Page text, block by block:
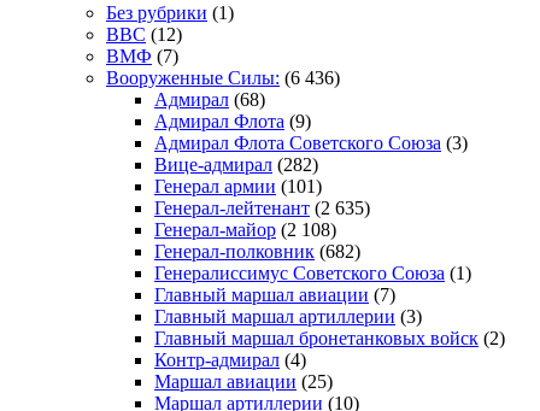
Без рубрики (1)
ВВС (12)
ВМФ (7)
Вооруженные Силы: (6 436)
Адмирал (68)
Адмирал Флота (9)
Адмирал Флота Советского Союза (3)
Вице-адмирал (282)
Генерал армии (101)
Генерал-лейтенант (2 635)
Генерал-майор (2 108)
Генерал-полковник (682)
Генералиссимус Советского Союза (1)
Главный маршал авиации (7)
Главный маршал артиллерии (3)
Главный маршал бронетанковых войск (2)
Контр-адмирал (4)
Маршал авиации (25)
Маршал артиллерии (10)